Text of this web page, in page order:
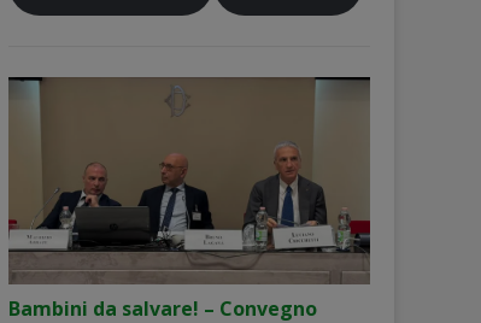
Bambini da salvare! – Convegno